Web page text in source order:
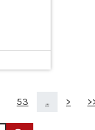
53 ... >